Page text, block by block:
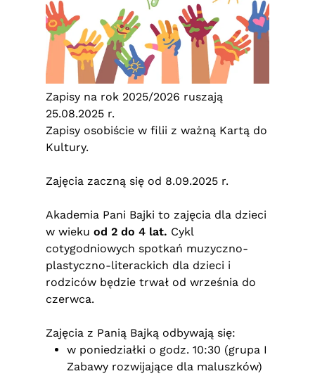
Zapisy na rok 2025/2026 ruszają
25.08.2025 r.
Zapisy osobiście w filii z ważną Kartą do
Kultury.
Zajęcia zaczną się od 8.09.2025 r.
Akademia Pani Bajki to zajęcia dla dzieci
w wieku od 2 do 4 lat. Cykl
cotygodniowych spotkań muzyczno-
plastyczno-literackich dla dzieci i
rodziców będzie trwał od września do
czerwca.
Zajęcia z Panią Bajką odbywają się:
w poniedziałki o godz. 10:30 (grupa I
Zabawy rozwijające dla maluszków)